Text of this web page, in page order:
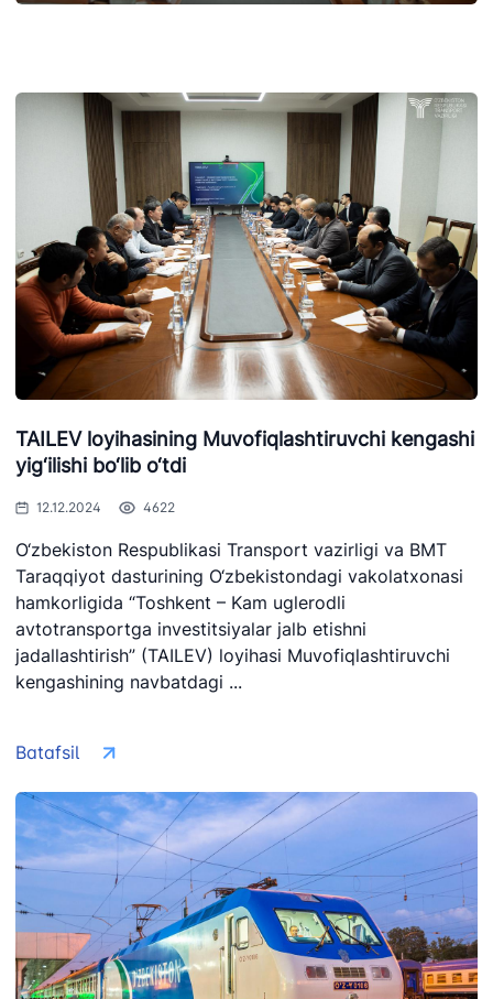
TAILEV loyihasining Muvofiqlashtiruvchi kengashi
yig‘ilishi bo‘lib o‘tdi
12.12.2024 4622
O‘zbekiston Respublikasi Transport vazirligi va BMT
Taraqqiyot dasturining O‘zbekistondagi vakolatxonasi
hamkorligida “Toshkent – Kam uglerodli
avtotransportga investitsiyalar jalb etishni
jadallashtirish” (TAILEV) loyihasi Muvofiqlashtiruvchi
kengashining navbatdagi ...
Batafsil